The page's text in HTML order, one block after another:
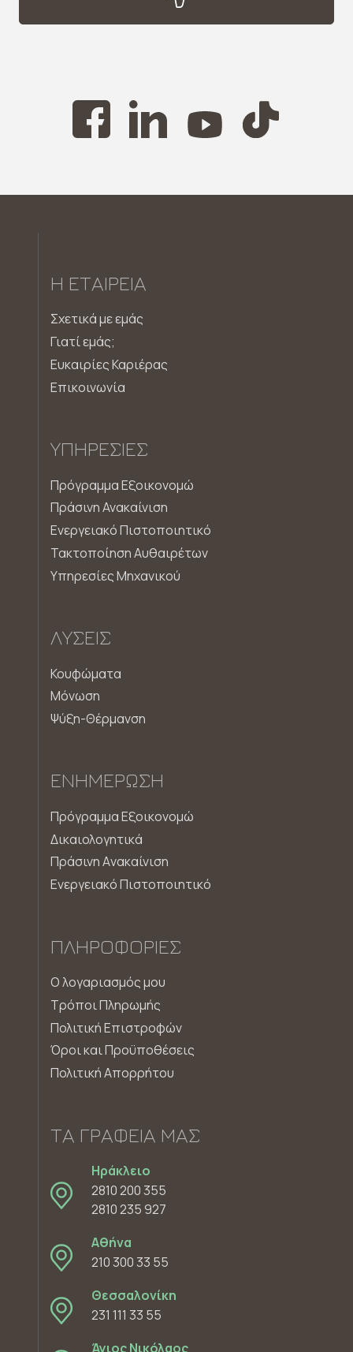
Η ΕΤΑΙΡΕΊΑ
Σχετικά με εμάς
Γιατί εμάς;
Ευκαιρίες Καριέρας
Επικοινωνία
ΥΠΗΡΕΣΊΕΣ
Πρόγραμμα Εξοικονομώ
Πράσινη Ανακαίνιση
Ενεργειακό Πιστοποιητικό
Τακτοποίηση Αυθαιρέτων
Υπηρεσίες Μηχανικού
ΛΎΣΕΙΣ
Κουφώματα
Μόνωση
Ψύξη-Θέρμανση
ΕΝΗΜΈΡΩΣΗ
Πρόγραμμα Εξοικονομώ
Δικαιολογητικά
Πράσινη Aνακαίνιση
Ενεργειακό Πιστοποιητικό
ΠΛΗΡΟΦΟΡΊΕΣ
Ο λογαριασμός μου
Τρόποι Πληρωμής
Πολιτική Επιστροφών
Όροι και Προϋποθέσεις
Πολιτική Απορρήτου
ΤΑ ΓΡΑΦΕΊΑ ΜΑΣ
Ηράκλειο
2810 200 355
2810 235 927
Αθήνα
210 300 33 55
Θεσσαλονίκη
231 111 33 55
Άγιος Νικόλαος